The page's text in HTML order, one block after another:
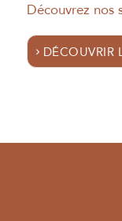
Découvrez nos
DÉCOUVRIR